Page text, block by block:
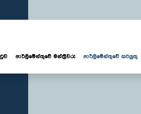
පාර්ලි‌මේන්තුවේ මන්ත්‍රීවරු පාර්ලිමේන්තුවේ කටයුතු